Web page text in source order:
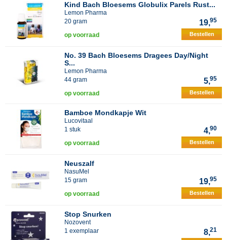
Kind Bach Bloesems Globulix Parels Rust...
Lemon Pharma
20 gram
19,95
op voorraad Bestellen
No. 39 Bach Bloesems Dragees Day/Night
S...
Lemon Pharma
44 gram
5,95
op voorraad Bestellen
Bamboe Mondkapje Wit
Lucovitaal
1 stuk
4,90
op voorraad Bestellen
Neuszalf
NasuMel
15 gram
19,95
op voorraad Bestellen
Stop Snurken
Nozovent
1 exemplaar
8,21